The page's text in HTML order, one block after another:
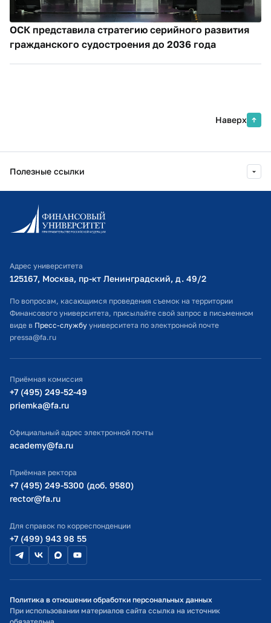
ОСК представила стратегию серийного развития
гражданского судостроения до 2036 года
Наверх
Полезные ссылки
Информационно-образовательный портал
Личный кабинет поступающего
Оплата обучения
Расписание занятий
Студенческий офис
Официальный адрес электронной почты
Министерство просвещения РФ
Министерство науки и высшего образования РФ
Адрес университета
125167, Москва, пр-кт Ленинградский, д. 49/2​
По вопросам, касающимся проведения съемок на территории
Финансового университета, присылайте свой запрос в письменном
виде в Пресс-службу университета по электронной почте
pressa@fa.ru
Приёмная комиссия
+7 (495) 249-52-49
priemka@fa.ru
Официальный адрес электронной почты
academy@fa.ru
Приёмная ректора
+7 (495) 249-5300 (доб. 9580)
rector@fa.ru
Для справок по корреспонденции
+7 (499) 943 98 55
Политика в отношении обработки персональных данных
При использовании материалов сайта ссылка на источник